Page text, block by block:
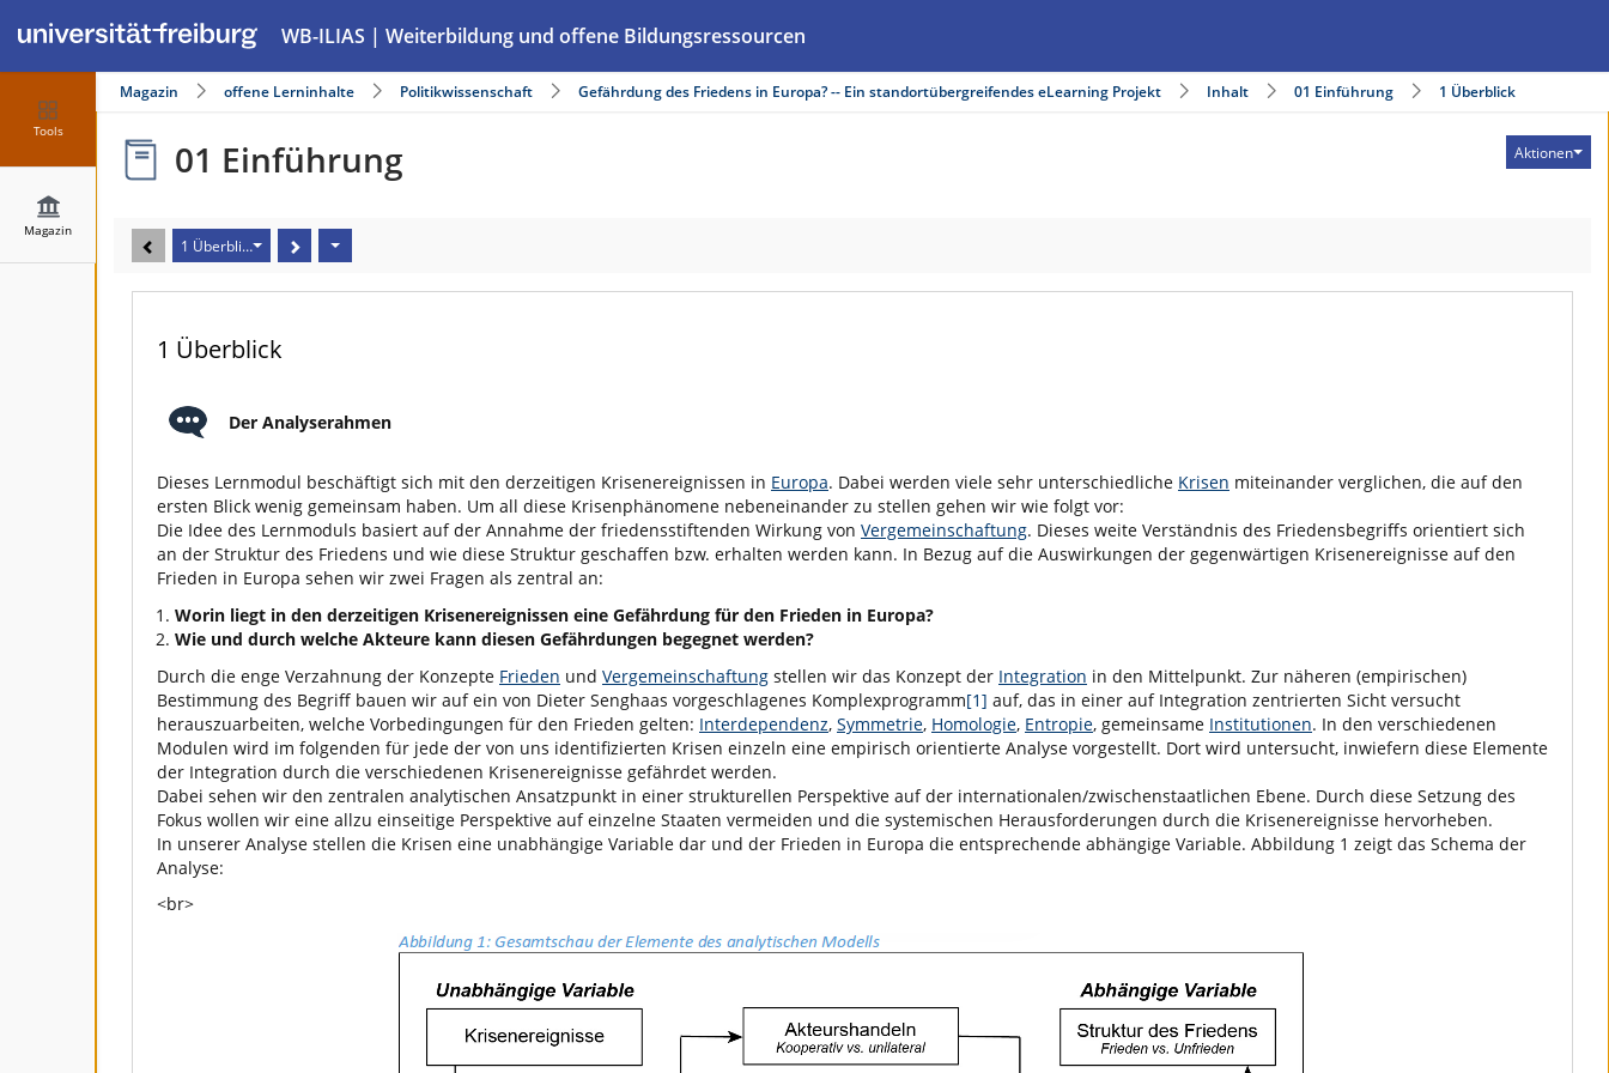
WB-ILIAS | Weiterbildung und offene Bildungsressourcen
Tools
Magazin
Magazin offene Lerninhalte Politikwissenschaft Gefährdung des Friedens in Europa? -- Ein standortübergreifendes eLearning Projekt Inhalt 01 Einführung 1 Überblick
Aktionen
01 Einführung
1 Überblick
1 Überblick
Der Analyserahmen
Dieses Lernmodul beschäftigt sich mit den derzeitigen Krisenereignissen in Europa. Dabei werden viele sehr unterschiedliche Krisen miteinander verglichen, die auf den
ersten Blick wenig gemeinsam haben. Um all diese Krisenphänomene nebeneinander zu stellen gehen wir wie folgt vor:
Die Idee des Lernmoduls basiert auf der Annahme der friedensstiftenden Wirkung von Vergemeinschaftung. Dieses weite Verständnis des Friedensbegriffs orientiert sich
an der Struktur des Friedens und wie diese Struktur geschaffen bzw. erhalten werden kann. In Bezug auf die Auswirkungen der gegenwärtigen Krisenereignisse auf den
Frieden in Europa sehen wir zwei Fragen als zentral an:
Worin liegt in den derzeitigen Krisenereignissen eine Gefährdung für den Frieden in Europa?
Wie und durch welche Akteure kann diesen Gefährdungen begegnet werden?
Durch die enge Verzahnung der Konzepte Frieden und Vergemeinschaftung stellen wir das Konzept der Integration in den Mittelpunkt. Zur näheren (empirischen)
Bestimmung des Begriff bauen wir auf ein von Dieter Senghaas vorgeschlagenes Komplexprogramm[1] auf, das in einer auf Integration zentrierten Sicht versucht
herauszuarbeiten, welche Vorbedingungen für den Frieden gelten: Interdependenz, Symmetrie, Homologie, Entropie, gemeinsame Institutionen. In den verschiedenen
Modulen wird im folgenden für jede der von uns identifizierten Krisen einzeln eine empirisch orientierte Analyse vorgestellt. Dort wird untersucht, inwiefern diese Elemente
der Integration durch die verschiedenen Krisenereignisse gefährdet werden.
Dabei sehen wir den zentralen analytischen Ansatzpunkt in einer strukturellen Perspektive auf der internationalen/zwischenstaatlichen Ebene. Durch diese Setzung des
Fokus wollen wir eine allzu einseitige Perspektive auf einzelne Staaten vermeiden und die systemischen Herausforderungen durch die Krisenereignisse hervorheben.
In unserer Analyse stellen die Krisen eine unabhängige Variable dar und der Frieden in Europa die entsprechende abhängige Variable. Abbildung 1 zeigt das Schema der
Analyse:
<br>